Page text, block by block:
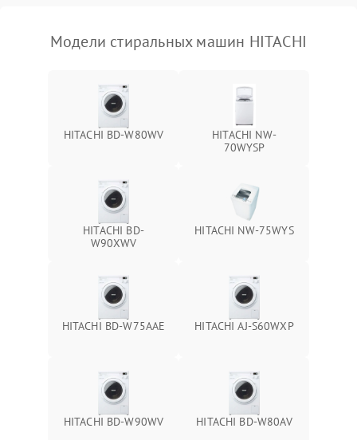
Модели стиральных машин HITACHI
HITACHI BD-W80WV
HITACHI NW-
70WYSP
HITACHI BD-
W90XWV
HITACHI NW-75WYS
HITACHI BD-W75AAE HITACHI AJ-S60WXP
HITACHI BD-W90WV HITACHI BD-W80AV